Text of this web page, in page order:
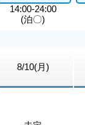
14:00-24:00
(泊〇)
8/10(月)